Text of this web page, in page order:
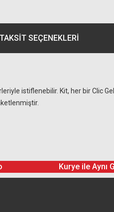
TAKSIT SEÇENEKLERI
istiflenebilir. Kit, her bir Clic
Kurye ile Aynı